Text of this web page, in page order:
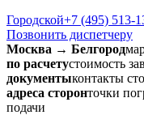
Городской+7 (495) 513-
Позвонить диспетчеру
Москва → Белгород
по расчетустоимость
документыконтакты
адреса сторонточки
подачи